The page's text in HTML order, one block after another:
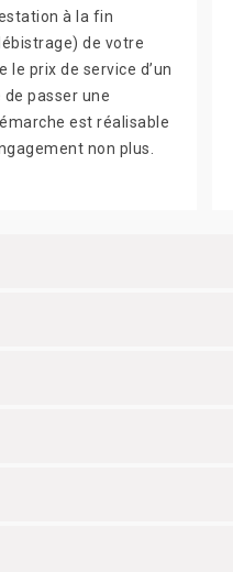
à la fin
de votre
le prix de service d’un
passer une
est réalisable
non plus.